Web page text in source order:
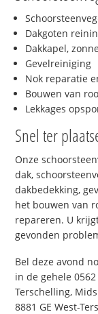
Dakgoten
Dakkapel,
Gevelreiniging
Nok reparatie
Bouwen van
Lekkages
Snel ter
Onze
dak,
dakbedekking,
het bouwen van
repareren. U
gevonden
Bel deze avond
in de gehele
Terschelling,
8881 GE West-